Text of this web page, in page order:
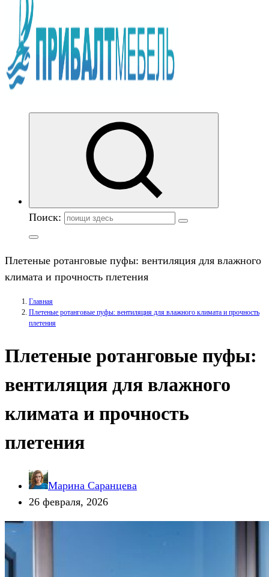
Поиск:
Плетеные ротанговые пуфы: вентиляция для влажного
климата и прочность плетения
Главная
Плетеные ротанговые пуфы: вентиляция для влажного климата и прочность
плетения
Плетеные ротанговые пуфы:
вентиляция для влажного
климата и прочность
плетения
Марина Саранцева
26 февраля, 2026